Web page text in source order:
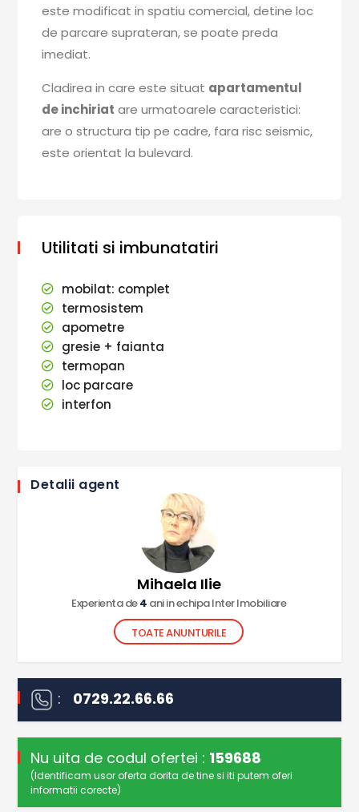
este modificat in spatiu comercial, detine loc
de parcare suprateran, se poate preda
imediat.
Cladirea in care este situat apartamentul
de inchiriat are urmatoarele caracteristici:
are o structura tip pe cadre, fara risc seismic,
este orientat la bulevard.
Utilitati si imbunatatiri
mobilat: complet
termosistem
apometre
gresie + faianta
termopan
loc parcare
interfon
Detalii agent
Mihaela Ilie
Experienta de4 ani in echipa Inter Imobiliare
TOATE ANUNTURILE
: 0729.22.66.66
Nu uita de codul ofertei : 159688
(Identificam usor oferta dorita de tine si iti putem oferi
informatii corecte)